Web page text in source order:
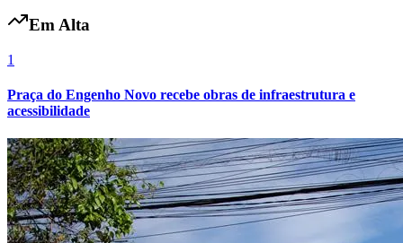
Internacional
Em Alta
1
Praça do Engenho Novo recebe obras de infraestrutura e
acessibilidade